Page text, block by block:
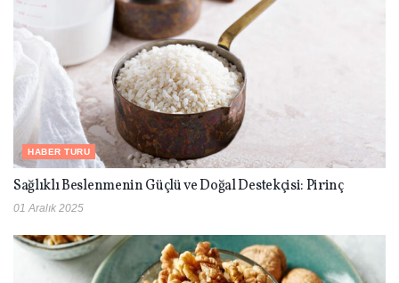
HABER TURU
Sağlıklı Beslenmenin Güçlü ve Doğal Destekçisi: Pirinç
01 Aralık 2025